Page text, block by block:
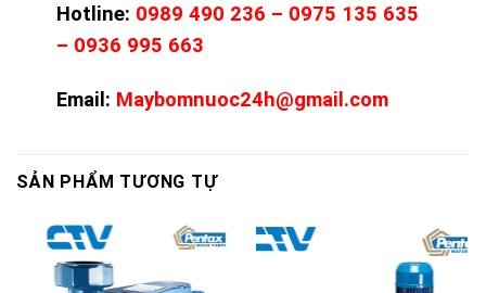
Hotline: 0989 490 236 – 0975 135 635
– 0936 995 663
Email: Maybomnuoc24h@gmail.com
SẢN PHẨM TƯƠNG TỰ